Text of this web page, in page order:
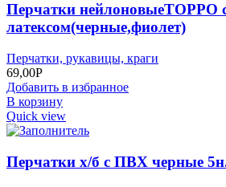
Перчатки нейлоновыеТОРРО
латексом(черные,фиолет)
Перчатки, рукавицы, краги
69,00Р
Добавить в избранное
В корзину
Quick view
Перчатки х/б с ПВХ черные